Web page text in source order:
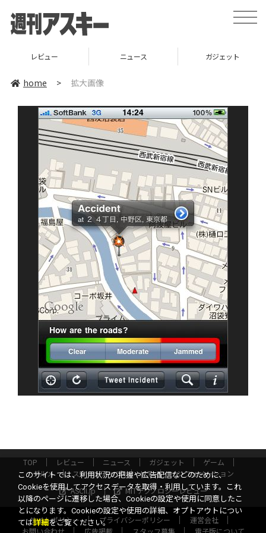
toggle
レビュー ニュース ガジェット
home > 拡大画像
TOP レビュー ニュース ガジェット
ゲーム
グルメ
スタートアップ ICT
インフォメーション
ASCII.jp
MITテクノロジーレビュー
サイトポリシー プライバシーポリシー
運営会社
お問い合わせ
広告掲載 スタッフ募集 電子版について
このサイトでは、利用状況の把握や広告配信などのために、
Cookieを使用してアクセスデータを取得・利用しています。これ
以降のページに遷移した場合、Cookieの設定や使用に同意したこ
とになります。Cookieの設定や使用の詳細、オプトアウトについ
ては詳細をご覧ください。